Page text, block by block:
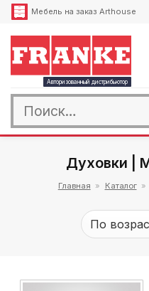
Skip
Мебель на заказ Arthouse
Авторизованный дистрибьютор
Духовки |
Главная » Каталог »